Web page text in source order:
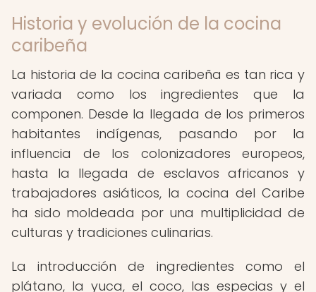
Historia y evolución de la cocina
caribeña
La historia de la cocina caribeña es tan rica y
variada como los ingredientes que la
componen. Desde la llegada de los primeros
habitantes indígenas, pasando por la
influencia de los colonizadores europeos,
hasta la llegada de esclavos africanos y
trabajadores asiáticos, la cocina del Caribe
ha sido moldeada por una multiplicidad de
culturas y tradiciones culinarias.
La introducción de ingredientes como el
plátano, la yuca, el coco, las especias y el